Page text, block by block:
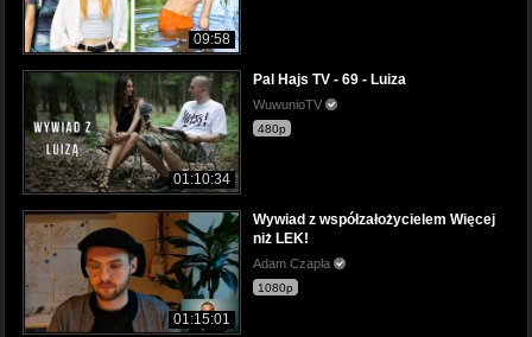
09:58
01:10:34
Pal Hajs TV - 69 - Luiza
WuwunioTV
480p
01:15:01
Wywiad z współzałożycielem Więcej
niż LEK!
Adam Czapla
1080p